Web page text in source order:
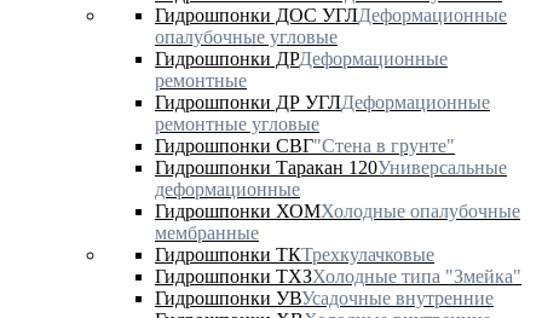
Гидрошпонки ДОС УГЛДеформационные
опалубочные угловые
Гидрошпонки ДРДеформационные
ремонтные
Гидрошпонки ДР УГЛДеформационные
ремонтные угловые
Гидрошпонки СВГ"Стена в грунте"
Гидрошпонки Таракан 120Универсальные
деформационные
Гидрошпонки ХОМХолодные опалубочные
мембранные
Гидрошпонки ТКТрехкулачковые
Гидрошпонки ТХЗХолодные типа "Змейка"
Гидрошпонки УВУсадочные внутренние